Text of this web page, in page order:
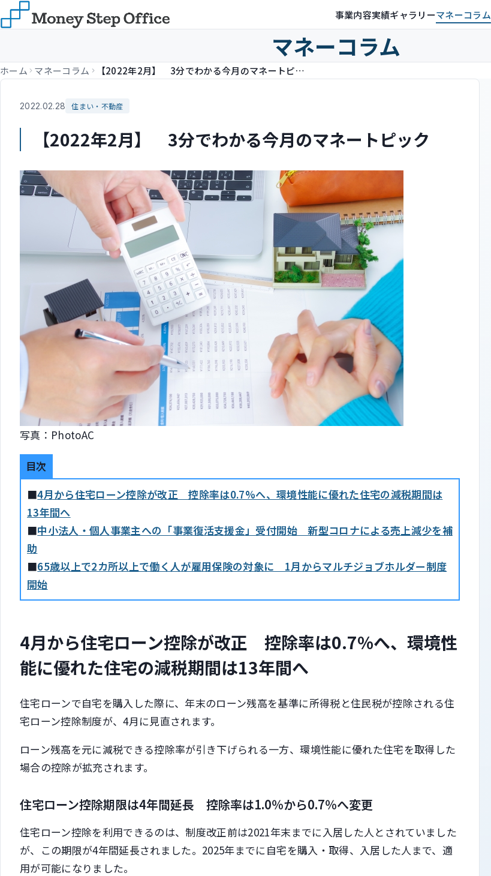
事業内容実績ギャラリーマネーコラム
マネーコラム
ホーム マネーコラム 【2022年2月】 3分でわかる今月のマネートピック
2022.02.28 住まい・不動産
【2022年2月】 3分でわかる今月のマネートピック
写真：PhotoAC
目次
■4月から住宅ローン控除が改正 控除率は0.7%へ、環境性能に優れた住宅の減税期間は
13年間へ
■中小法人・個人事業主への「事業復活支援金」受付開始 新型コロナによる売上減少を補
助
■65歳以上で2カ所以上で働く人が雇用保険の対象に 1月からマルチジョブホルダー制度
開始
4月から住宅ローン控除が改正 控除率は0.7%へ、環境性
能に優れた住宅の減税期間は13年間へ
住宅ローンで自宅を購入した際に、年末のローン残高を基準に所得税と住民税が控除される住
宅ローン控除制度が、4月に見直されます。
ローン残高を元に減税できる控除率が引き下げられる一方、環境性能に優れた住宅を取得した
場合の控除が拡充されます。
住宅ローン控除期限は4年間延長 控除率は1.0％から0.7％へ変更
住宅ローン控除を利用できるのは、制度改正前は2021年末までに入居した人とされていました
が、この期限が4年間延長されました。2025年までに自宅を購入・取得、入居した人まで、適
用が可能になりました。